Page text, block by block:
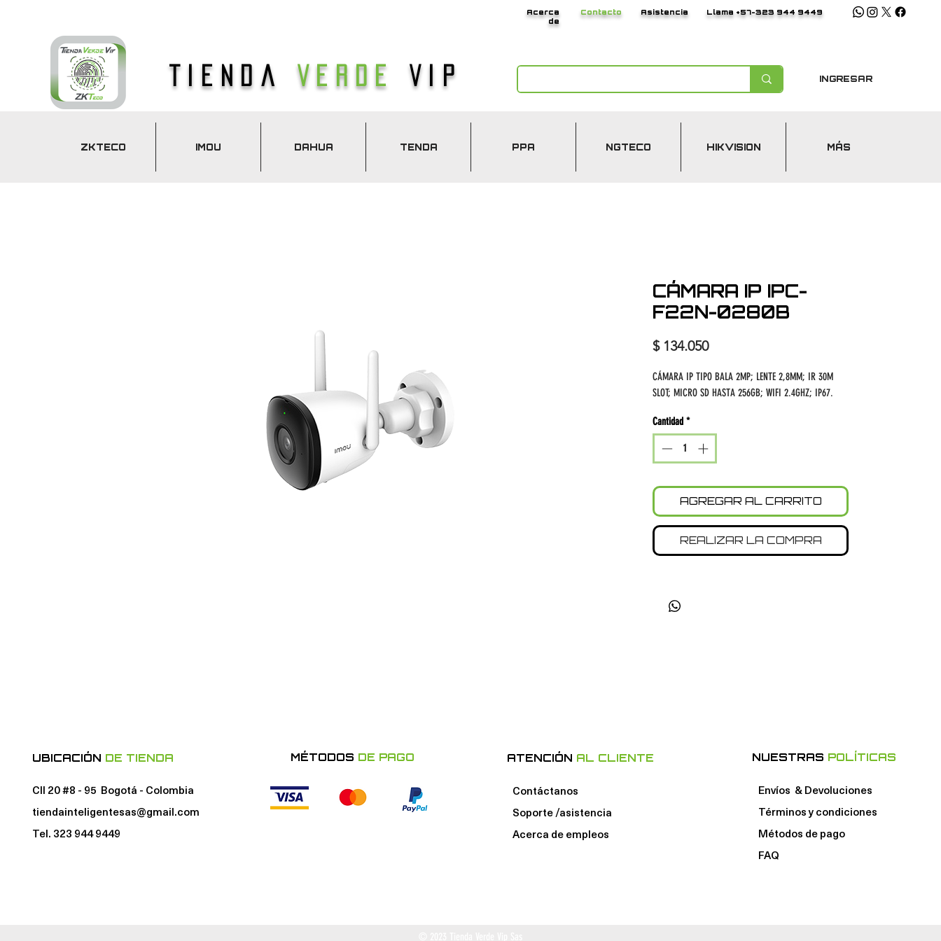
Acerca
de
Contacto Asistencia Llama +57-323 944 9449
TiendaVerdeVip INGRESAR
ZKTECO IMOU DAHUA TENDA PPA NGTECO HIKVISION MÁS
CÁMARA IP IPC-
F22N-0280B
$ 134.050Precio
CÁMARA IP TIPO BALA 2MP; LENTE 2,8MM; IR 30M
SLOT; MICRO SD HASTA 256GB; WIFI 2.4GHZ; IP67.
Cantidad *
AGREGAR AL CARRITO
REALIZAR LA COMPRA
UBICACIÓN DE TIENDA
Cll 20 #8 - 95 Bogotá - Colombia
tiendainteligentesas@gmail.com
Tel. 323 944 9449
MÉTODOS DE PAGO ATENCIÓN AL CLIENTE
Contáctanos
Soporte /asistencia
Acerca de empleos
NUESTRAS POLÍTICAS
Envíos & Devoluciones
Términos y condiciones
Métodos de pago
FAQ